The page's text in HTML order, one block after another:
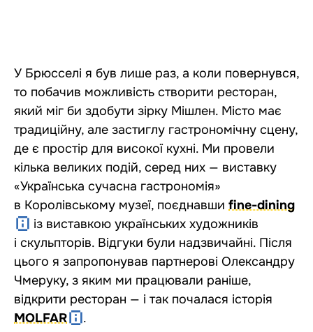
У Брюсселі я був лише раз, а коли повернувся,
то побачив можливість створити ресторан,
який міг би здобути зірку Мішлен. Місто має
традиційну, але застиглу гастрономічну сцену,
де є простір для високої кухні. Ми провели
кілька великих подій, серед них — виставку
«Українська сучасна гастрономія»
в Королівському музеї, поєднавши fine-dining
із виставкою українських художників
і скульпторів. Відгуки були надзвичайні. Після
цього я запропонував партнерові Олександру
Чмеруку, з яким ми працювали раніше,
відкрити ресторан — і так почалася історія
MOLFAR
.